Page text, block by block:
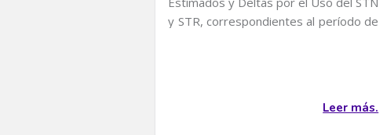
y STR, correspondientes al período de
Leer más.